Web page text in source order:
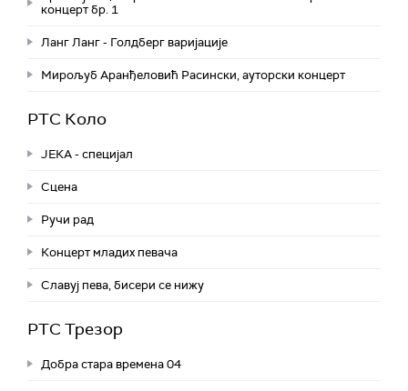
концерт бр. 1
Ланг Ланг - Голдберг варијације
Мирољуб Аранђеловић Расински, ауторски концерт
РТС Коло
ЈЕКА - специјал
Сцена
Ручи рад
Концерт младих певача
Славуј пева, бисери се нижу
РТС Трезор
Добра стара времена 04